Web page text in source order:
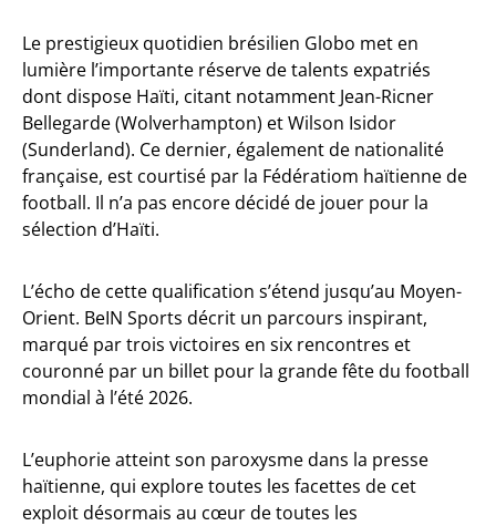
Le prestigieux quotidien brésilien Globo met en
lumière l’importante réserve de talents expatriés
dont dispose Haïti, citant notamment Jean-Ricner
Bellegarde (Wolverhampton) et Wilson Isidor
(Sunderland). Ce dernier, également de nationalité
française, est courtisé par la Fédératiom haïtienne de
football. Il n’a pas encore décidé de jouer pour la
sélection d’Haïti.
L’écho de cette qualification s’étend jusqu’au Moyen-
Orient. BeIN Sports décrit un parcours inspirant,
marqué par trois victoires en six rencontres et
couronné par un billet pour la grande fête du football
mondial à l’été 2026.
L’euphorie atteint son paroxysme dans la presse
haïtienne, qui explore toutes les facettes de cet
exploit désormais au cœur de toutes les